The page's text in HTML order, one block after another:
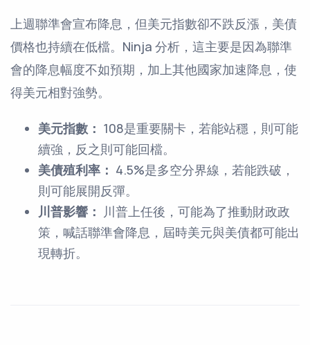
上週聯準會宣布降息，但美元指數卻不跌反漲，美債
價格也持續在低檔。Ninja 分析，這主要是因為聯準
會的降息幅度不如預期，加上其他國家加速降息，使
得美元相對強勢。
美元指數： 108是重要關卡，若能站穩，則可能
續強，反之則可能回檔。
美債殖利率： 4.5%是多空分界線，若能跌破，
則可能展開反彈。
川普影響： 川普上任後，可能為了推動財政政
策，喊話聯準會降息，屆時美元與美債都可能出
現轉折。